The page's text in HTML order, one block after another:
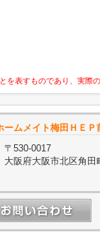
表すものであり、実際
ームメイト梅田ＨＥ
〒530-0017
大阪府大阪市北区角